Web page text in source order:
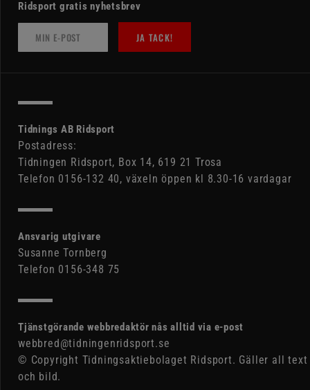
Ridsport gratis nyhetsbrev
JA TACK!
Tidnings AB Ridsport
Postadress:
Tidningen Ridsport, Box 14, 619 21 Trosa
Telefon 0156-132 40, växeln öppen kl 8.30-16 vardagar
Ansvarig utgivare
Susanne Tornberg
Telefon 0156-348 75
Tjänstgörande webbredaktör nås alltid via e-post
webbred@tidningenridsport.se
© Copyright Tidningsaktiebolaget Ridsport. Gäller all text
och bild.